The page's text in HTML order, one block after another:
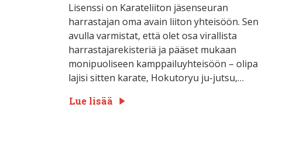
Lisenssi on Karateliiton jäsenseuran
harrastajan oma avain liiton yhteisöön. Sen
avulla varmistat, että olet osa virallista
harrastajarekisteriä ja pääset mukaan
monipuoliseen kamppailuyhteisöön – olipa
lajisi sitten karate, Hokutoryu ju-jutsu,…
Lue lisää